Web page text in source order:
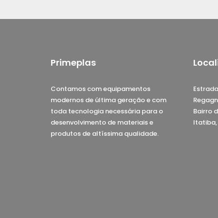
Primeplas
Contamos com equipamentos
modernos de última geração e com
toda tecnologia necessária para o
desenvolvimento de materiais e
produtos de altíssima qualidade.
Bairro
Itatiba,